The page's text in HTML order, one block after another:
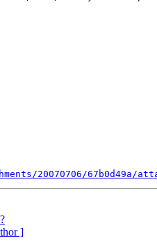
20070706/67b0d49a/
]